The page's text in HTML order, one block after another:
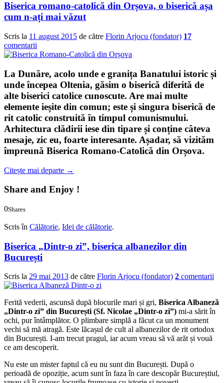
Biserica romano-catolică din Orșova, o biserică așa
cum n-ați mai văzut
Scris la 11 august 2015 de către Florin Arjocu (fondator) 17
comentarii
La Dunăre, acolo unde e granița Banatului istoric și
unde începea Oltenia, găsim o biserică diferită de
alte biserici catolice cunoscute. Are mai multe
elemente ieșite din comun; este și singura biserică de
rit catolic construită în timpul comunismului.
Arhitectura clădirii iese din tipare și conține câteva
mesaje, zic eu, foarte interesante. Așadar, să vizităm
împreună Biserica Romano-Catolică din Orșova.
Citește mai departe →
Share and Enjoy !
0Shares
Scris în Călătorie, Idei de călătorie.
Biserica „Dintr-o zi”, biserica albanezilor din
București
Scris la 29 mai 2013 de către Florin Arjocu (fondator) 2 comentarii
Ferită vederii, ascunsă după blocurile mari și gri, Biserica Albaneză
„Dintr-o zi” din București (Sf. Nicolae „Dintr-o zi”) mi-a sărit în
ochi, pur întâmplător. O plimbare simplă a făcut ca un monument
vechi să mă atragă. Este lăcașul de cult al albanezilor de rit ortodox
din București. I-am trecut pragul, iar acum vreau să vă arăt și vouă
ce am descoperit.
Nu este un mister faptul că eu nu sunt din București. După o
perioadă de opoziție, acum sunt în faza în care descopăr Bucureștiul,